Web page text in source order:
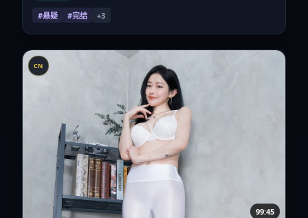
#悬疑 #完结 +3
CN
99:45